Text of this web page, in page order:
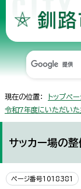
現在の位置： トップペ
令和7年度にいただい
サッカー場の
ページ番号1018381